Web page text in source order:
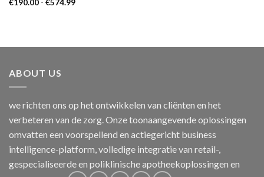
Gewaardeerd
€190.00 - €574.99Prijsklasse:
ABOUT US
we richten ons op het ontwikkelen van cliënten en het
verbeteren van de zorg. Onze toonaangevende oplossingen
omvatten een voorspellend en actiegericht business
intelligence-platform, volledige integratie van retail-,
gespecialiseerde en poliklinische apotheekoplossingen en